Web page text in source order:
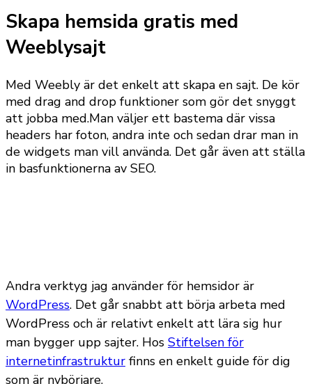
Skapa hemsida gratis med
Weeblysajt
Med Weebly är det enkelt att skapa en sajt. De kör
med drag and drop funktioner som gör det snyggt
att jobba med.Man väljer ett bastema där vissa
headers har foton, andra inte och sedan drar man in
de widgets man vill använda. Det går även att ställa
in basfunktionerna av SEO.
Andra verktyg jag använder för hemsidor är
WordPress. Det går snabbt att börja arbeta med
WordPress och är relativt enkelt att lära sig hur
man bygger upp sajter. Hos Stiftelsen för
internetinfrastruktur finns en enkelt guide för dig
som är nybörjare.